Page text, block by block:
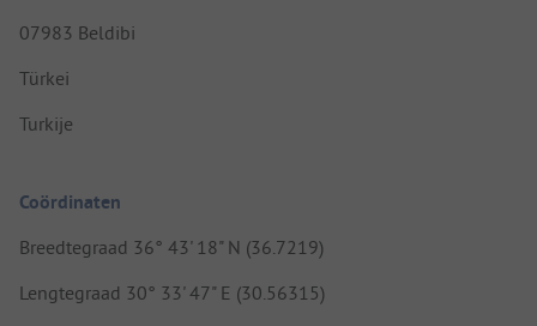
07983 Beldibi
Türkei
Turkije
Coördinaten
Breedtegraad 36° 43' 18" N (36.7219)
Lengtegraad 30° 33' 47" E (30.56315)